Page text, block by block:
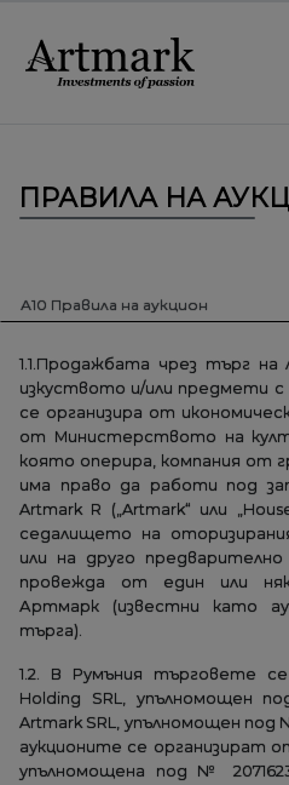
ПРАВИЛА НА
А10 Правила на аукцион
1.1.Продажбата чрез търг на
изкуството и/или предмети
се организира от
от Министерството на
която оперира, компания от
има право да работи под
Artmark R („Artmark“ или
седалището на
или на друго
провежда от един или
Артмарк (известни като
търга).
1.2. В Румъния търговете
Holding SRL, упълномощен
Artmark SRL, упълномощен под №
аукционите се организират
упълномощена под №